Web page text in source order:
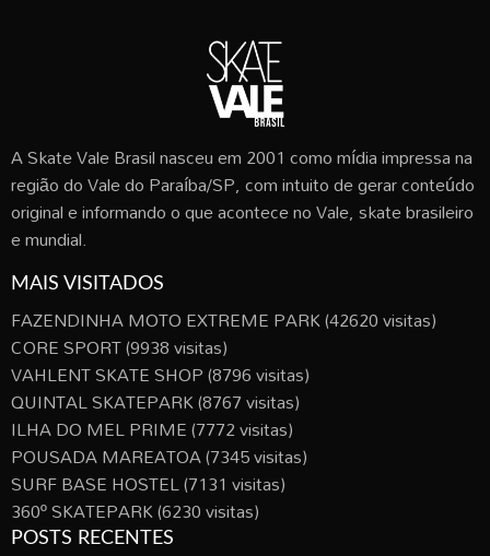
A Skate Vale Brasil nasceu em 2001 como mídia impressa na
região do Vale do Paraíba/SP, com intuito de gerar conteúdo
original e informando o que acontece no Vale, skate brasileiro
e mundial.
MAIS VISITADOS
FAZENDINHA MOTO EXTREME PARK(42620 visitas)
CORE SPORT(9938 visitas)
VAHLENT SKATE SHOP(8796 visitas)
QUINTAL SKATEPARK(8767 visitas)
ILHA DO MEL PRIME(7772 visitas)
POUSADA MAREATOA(7345 visitas)
SURF BASE HOSTEL(7131 visitas)
360º SKATEPARK(6230 visitas)
POSTS RECENTES